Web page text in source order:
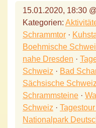
15.01.2020, 18:30
Kategorien:
Schrammtor ·
Boehmische
nahe Dresden ·
Schweiz · Bad
Sächsische Schweiz
Schrammsteine ·
Schweiz ·
Nationalpark